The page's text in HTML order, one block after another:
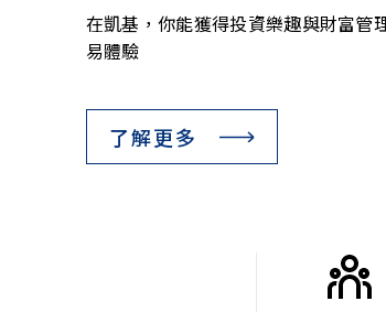
在凱基，你能獲得投資樂趣與財富管
易體驗
了解更多